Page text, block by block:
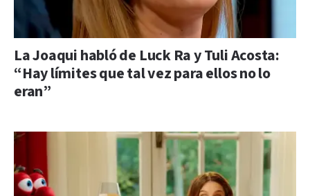
La Joaqui habló de Luck Ra y Tuli Acosta:
“Hay límites que tal vez para ellos no lo
eran”